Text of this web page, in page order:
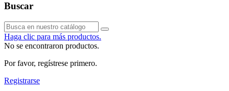
Buscar
Haga clic para más productos.
No se encontraron productos.
Por favor, regístrese primero.
Registrarse